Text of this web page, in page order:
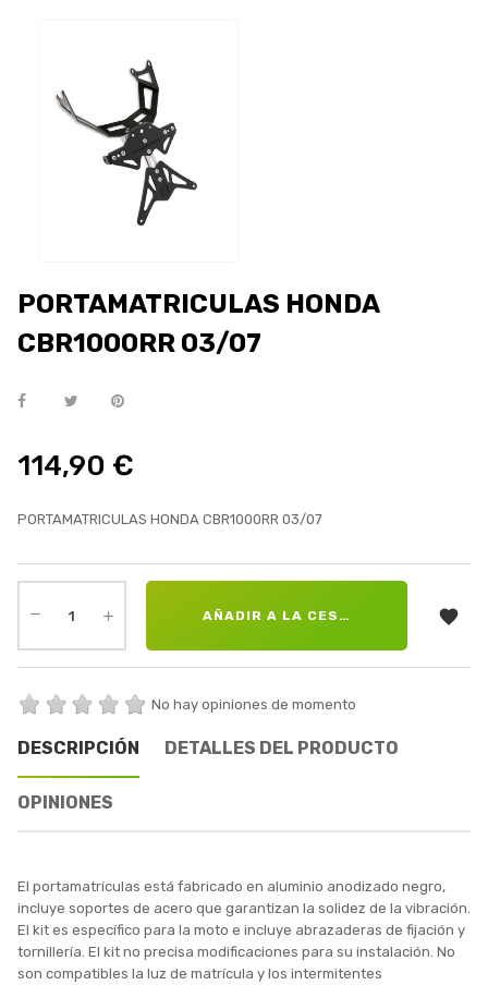
PORTAMATRICULAS HONDA
CBR1000RR 03/07
114,90 €
PORTAMATRICULAS HONDA CBR1000RR 03/07
AÑADIR A LA CESTA 
No hay opiniones de momento
DESCRIPCIÓN DETALLES DEL PRODUCTO
OPINIONES
El portamatrículas está fabricado en aluminio anodizado negro,
incluye soportes de acero que garantizan la solidez de la vibración.
El kit es específico para la moto e incluye abrazaderas de fijación y
tornillería. El kit no precisa modificaciones para su instalación. No
son compatibles la luz de matrícula y los intermitentes